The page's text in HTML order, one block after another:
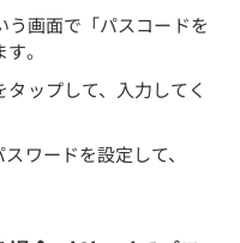
う画面で「パスコードを
。
タップして、入力してく
ワードを設定して、